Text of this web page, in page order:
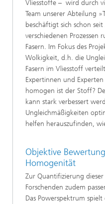
Vliesstoffe – wird durch
Team unserer Abteilung
beschäftigt sich schon
verschiedenen Prozessen
Fasern. Im Fokus des
Wolkigkeit, d.h. die
Fasern im Vliesstoff
Expertinnen und
homogen ist der Stoff?
kann stark verbessert
Ungleichmäßigkeiten
helfen herauszufinden,
Objektive
Homogenität
Zur Quantifizierung
Forschenden zudem
Das Powerspektrum